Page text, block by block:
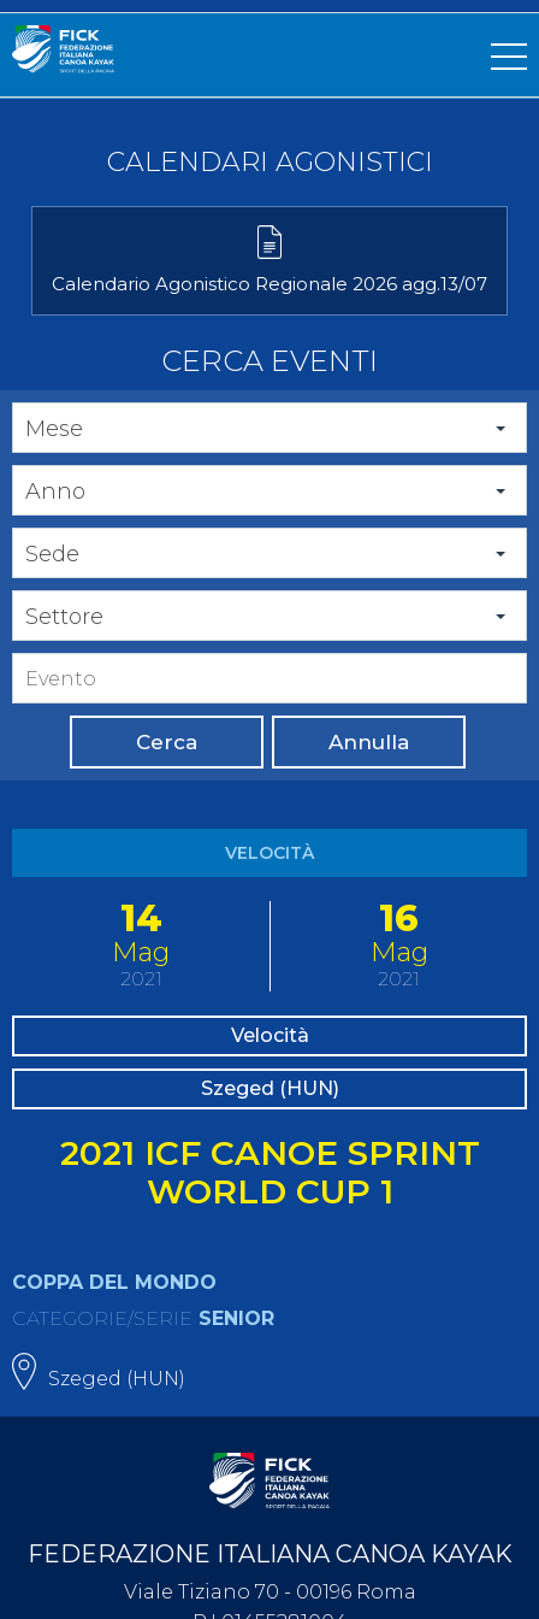
CALENDARI AGONISTICI
Calendario Agonistico Regionale 2026 agg.13/07
CERCA EVENTI
Mese
Anno
Sede
Settore
Cerca Annulla
VELOCITÀ
14
Mag
2021
16
Mag
2021
Velocità
Szeged (HUN)
2021 ICF CANOE SPRINT
WORLD CUP 1
COPPA DEL MONDO
CATEGORIE/SERIE SENIOR
Szeged (HUN)
FEDERAZIONE ITALIANA CANOA KAYAK
Viale Tiziano 70 - 00196 Roma